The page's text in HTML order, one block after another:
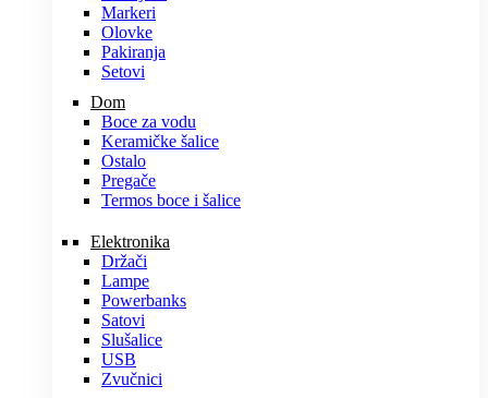
Markeri
Olovke
Pakiranja
Setovi
Dom
Boce za vodu
Keramičke šalice
Ostalo
Pregače
Termos boce i šalice
Elektronika
Držači
Lampe
Powerbanks
Satovi
Slušalice
USB
Zvučnici